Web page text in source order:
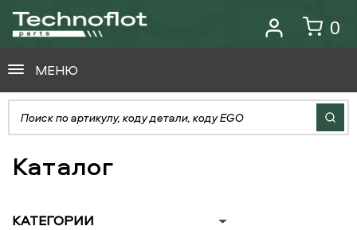
0
МЕНЮ
Каталог
КАТЕГОРИИ